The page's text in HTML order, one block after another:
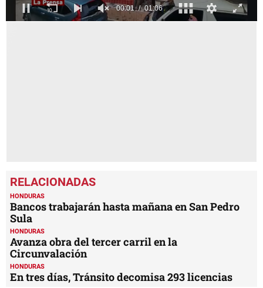
HONDURAS
Bancos trabajarán hasta mañana en San Pedro
Sula
HONDURAS
Avanza obra del tercer carril en la
Circunvalación
HONDURAS
En tres días, Tránsito decomisa 293 licencias